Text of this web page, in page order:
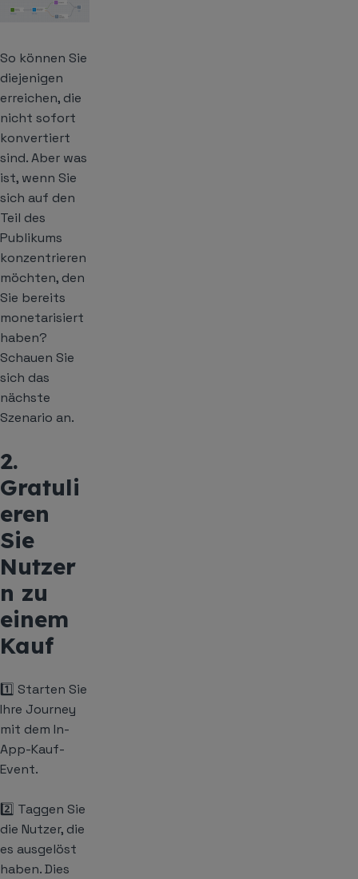
So können Sie
diejenigen
erreichen, die
nicht sofort
konvertiert
sind. Aber was
ist, wenn Sie
sich auf den
Teil des
Publikums
konzentrieren
möchten, den
Sie bereits
monetarisiert
haben?
Schauen Sie
sich das
nächste
Szenario an.
2.
Gratuli
eren
Sie
Nutzer
n zu
einem
Kauf
1️⃣ Starten Sie
Ihre Journey
mit dem In-
App-Kauf-
Event.
2️⃣ Taggen Sie
die Nutzer, die
es ausgelöst
haben. Dies